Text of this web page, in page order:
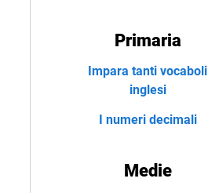
Primaria
Impara tanti vocaboli
inglesi
I numeri decimali
Medie